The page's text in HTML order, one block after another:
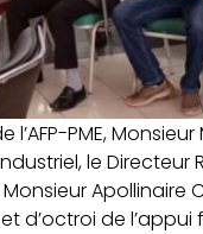
PME,
le
Apollinaire
d’octroi de